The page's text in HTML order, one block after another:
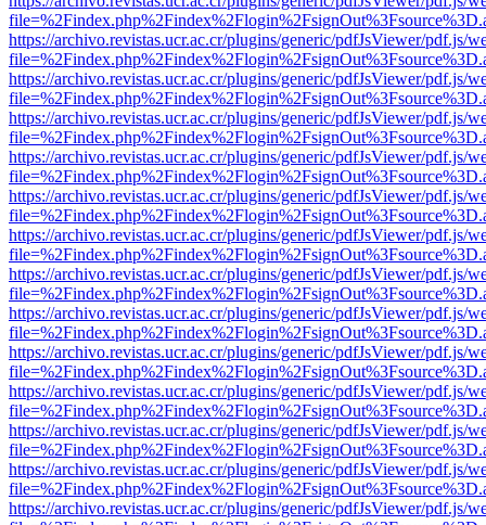
https://archivo.revistas.ucr.ac.cr/plugins/generic/pdfJsViewer/pdf.js/
https://archivo.revistas.ucr.ac.cr/plugins/generic/pdfJsViewer/pdf.js/
https://archivo.revistas.ucr.ac.cr/plugins/generic/pdfJsViewer/pdf.js/
https://archivo.revistas.ucr.ac.cr/plugins/generic/pdfJsViewer/pdf.js/
https://archivo.revistas.ucr.ac.cr/plugins/generic/pdfJsViewer/pdf.js/
https://archivo.revistas.ucr.ac.cr/plugins/generic/pdfJsViewer/pdf.js/
https://archivo.revistas.ucr.ac.cr/plugins/generic/pdfJsViewer/pdf.js/
https://archivo.revistas.ucr.ac.cr/plugins/generic/pdfJsViewer/pdf.js/
https://archivo.revistas.ucr.ac.cr/plugins/generic/pdfJsViewer/pdf.js/
https://archivo.revistas.ucr.ac.cr/plugins/generic/pdfJsViewer/pdf.js/
https://archivo.revistas.ucr.ac.cr/plugins/generic/pdfJsViewer/pdf.js/
https://archivo.revistas.ucr.ac.cr/plugins/generic/pdfJsViewer/pdf.js/
https://archivo.revistas.ucr.ac.cr/plugins/generic/pdfJsViewer/pdf.js/